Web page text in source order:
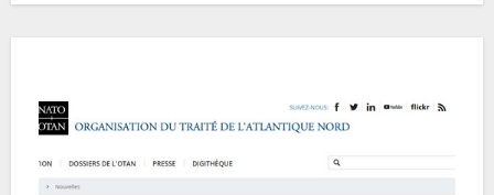
neoeurasistes-119069/ L’Union européenne ne
compte pas suivre les Etats-Unis…